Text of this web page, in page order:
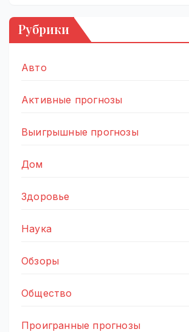
Рубрики
Авто
Активные прогнозы
Выигрышные прогнозы
Дом
Здоровье
Наука
Обзоры
Общество
Проигранные прогнозы